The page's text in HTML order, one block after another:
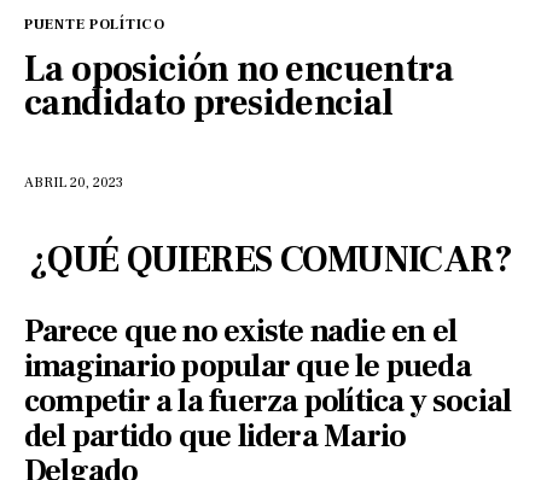
PUENTE POLÍTICO
La oposición no encuentra
candidato presidencial
ABRIL 20, 2023
¿QUÉ QUIERES COMUNICAR?
Parece que no existe nadie en el
imaginario popular que le pueda
competir a la fuerza política y social
del partido que lidera Mario